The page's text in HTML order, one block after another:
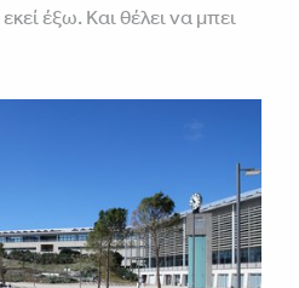
έξω. Και θέλει να μπει